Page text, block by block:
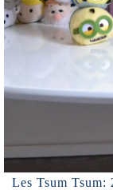
Les Tsum Tsum: